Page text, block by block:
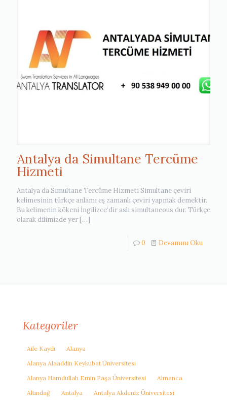
Antalya da Simultane Tercüme
Hizmeti
Antalya da Simultane Tercüme Hizmeti Simultane çeviri
kelimesinin türkçe anlamı eş zamanlı çeviri yapmak demektir.
Bu kelimenin kökeni İngilizce‘dir aslı simultaneous dur. Türkçe
olarak dilimizde yer […]
0 Devamını Oku
Kategoriler
Aile Kaydı
Alanya
Alanya Alaaddin Keykubat Üniversitesi
Alanya Hamdullah Emin Paşa Üniversitesi
Almanca
Altındağ
Antalya
Antalya Akdeniz Üniversitesi